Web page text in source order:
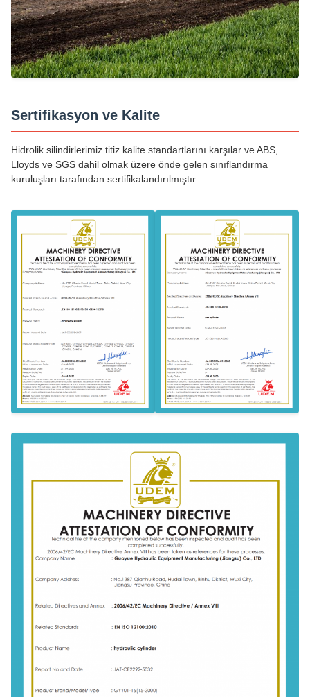
Sertifikasyon ve Kalite
Hidrolik silindirlerimiz titiz kalite standartlarını karşılar ve ABS,
Lloyds ve SGS dahil olmak üzere önde gelen sınıflandırma
kuruluşları tarafından sertifikalandırılmıştır.